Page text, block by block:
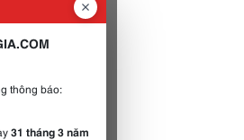
thông báo:
31 tháng 3 năm